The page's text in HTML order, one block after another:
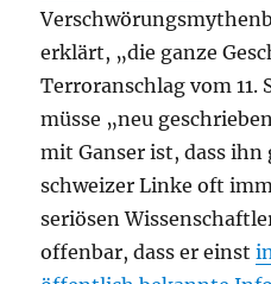
erklärt, „die ganze
Terroranschlag vom 11.
müsse „neu
mit Ganser ist, dass ihn
schweizer Linke oft
seriösen
offenbar, dass er einst